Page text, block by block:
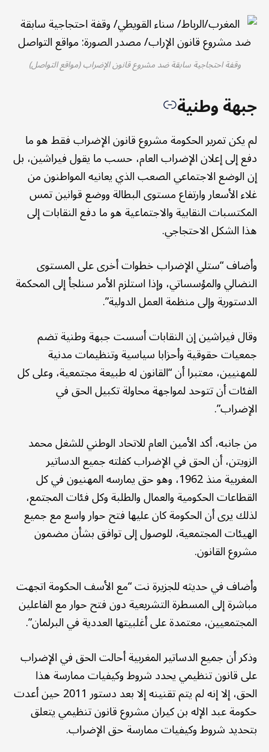
وقفة احتجاجية سابقة ضد مشروع قانون الإضراب (مواقع التواصل)
جبهة وطنية
لم يكن تمرير الحكومة مشروع قانون الإضراب فقط هو ما
دفع إلى إعلان الإضراب العام، حسب ما يقول فيراشين، بل
إن الوضع الاجتماعي الصعب الذي يعانيه المواطنون من
غلاء الأسعار وارتفاع مستوى البطالة ووضع قوانين تمس
المكتسبات النقابية والاجتماعية هو ما دفع النقابات إلى
هذا الشكل الاحتجاجي.
وأضاف “ستلي الإضراب خطوات أخرى على المستوى
النضالي والمؤسساتي، وإذا استلزم الأمر سنلجأ إلى المحكمة
الدستورية وإلى منظمة العمل الدولية”.
وقال فيراشين إن النقابات أسست جبهة وطنية تضم
جمعيات حقوقية وأحزابا سياسية وتنظيمات مدنية
للمهنيين، معتبرا أن “القانون له طبيعة مجتمعية، وعلى كل
الفئات أن تتوحد لمواجهة محاولة تكبيل الحق في
الإضراب”.
من جانبه، أكد الأمين العام للاتحاد الوطني للشغل محمد
الزويتن، أن الحق في الإضراب كفلته جميع الدساتير
المغربية منذ 1962، وهو حق يمارسه المهنيون في كل
القطاعات الحكومية والعمال والطلبة وكل فئات المجتمع،
لذلك يرى أن الحكومة كان عليها فتح حوار واسع مع جميع
الهيئات المجتمعية، للوصول إلى توافق بشأن مضمون
مشروع القانون.
وأضاف في حديثه للجزيرة نت “مع الأسف الحكومة اتجهت
مباشرة إلى المسطرة التشريعية دون فتح حوار مع الفاعلين
المجتمعيين، معتمدة على أغلبيتها العددية في البرلمان”.
وذكر أن جميع الدساتير المغربية أحالت الحق في الإضراب
على قانون تنظيمي يحدد شروط وكيفيات ممارسة هذا
الحق، إلا إنه لم يتم تقنينه إلا بعد دستور 2011 حين أعدت
حكومة عبد الإله بن كيران مشروع قانون تنظيمي يتعلق
بتحديد شروط وكيفيات ممارسة حق الإضراب.